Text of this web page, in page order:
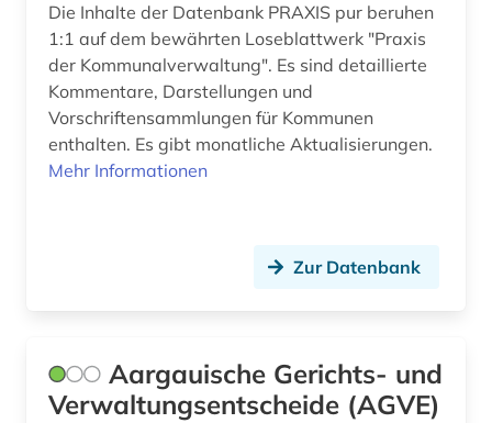
bibliografie (5)
bibliographie (5)
bildstock (1)
Oesterreich (14)
Osteuropa (2)
Polen (1)
Portugal (2)
Sachsen (4)
Die Inhalte der Datenbank PRAXIS pur beruhen
1:1 auf dem bewährten Loseblattwerk "Praxis
der Kommunalverwaltung". Es sind detaillierte
Kommentare, Darstellungen und
Vorschriftensammlungen für Kommunen
enthalten. Es gibt monatliche Aktualisierungen.
Mehr Informationen
Zur Datenbank
Aargauische Gerichts- und
Verwaltungsentscheide (AGVE)